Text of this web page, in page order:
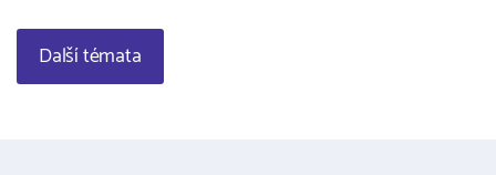
Další témata